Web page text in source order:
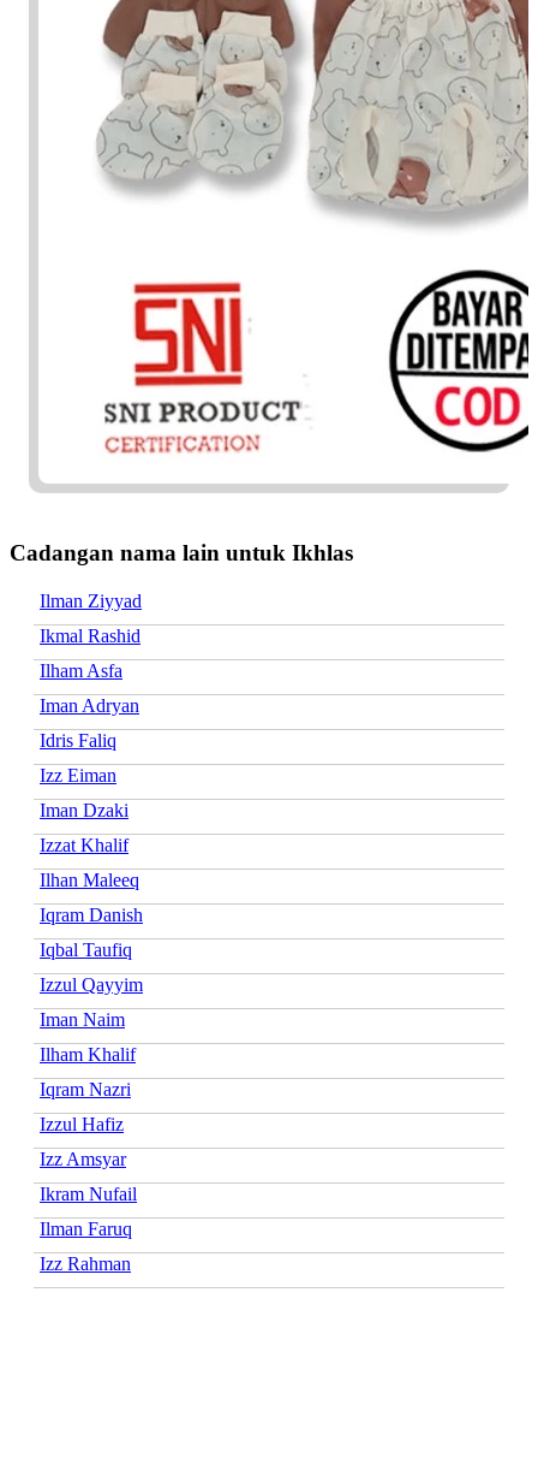
Cadangan nama lain untuk Ikhlas
Ilman Ziyyad
Ikmal Rashid
Ilham Asfa
Iman Adryan
Idris Faliq
Izz Eiman
Iman Dzaki
Izzat Khalif
Ilhan Maleeq
Iqram Danish
Iqbal Taufiq
Izzul Qayyim
Iman Naim
Ilham Khalif
Iqram Nazri
Izzul Hafiz
Izz Amsyar
Ikram Nufail
Ilman Faruq
Izz Rahman